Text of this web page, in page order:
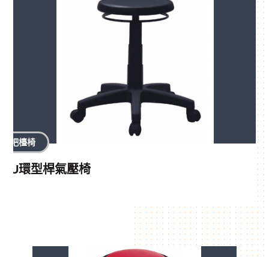
吧檯椅
PU環型桿氣壓椅